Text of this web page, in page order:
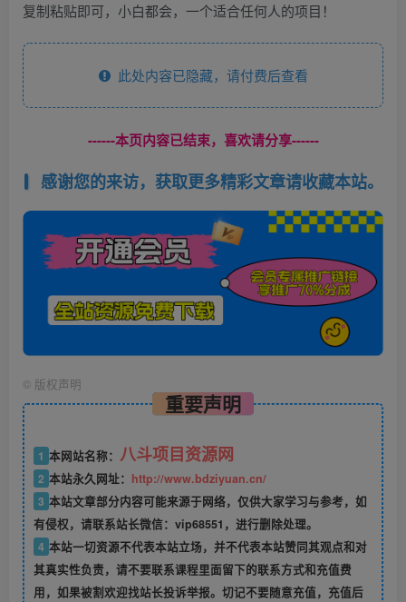
复制粘贴即可，小白都会，一个适合任何人的项目！
此处内容已隐藏，请付费后查看
------本页内容已结束，喜欢请分享------
感谢您的来访，获取更多精彩文章请收藏本站。
© 版权声明
重要声明
1 本网站名称： 八斗项目资源网
2 本站永久网址： http://www.bdziyuan.cn/
3 本站文章部分内容可能来源于网络，仅供大家学习与参考，如
有侵权，请联系站长微信：vip68551，进行删除处理。
4 本站一切资源不代表本站立场，并不代表本站赞同其观点和对
其真实性负责，请不要联系课程里面留下的联系方式和充值费
用，如果被割欢迎找站长投诉举报。切记不要随意充值，充值后